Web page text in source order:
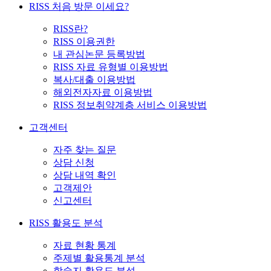
RISS 처음 방문 이세요?
RISS란?
RISS 이용권한
내 관심논문 등록방법
RISS 자료 유형별 이용방법
복사/대출 이용방법
해외전자자료 이용방법
RISS 정보취약계층 서비스 이용방법
고객센터
자주 찾는 질문
상담 신청
상담 내역 확인
고객제안
신고센터
RISS 활용도 분석
자료 현황 통계
주제별 활용통계 분석